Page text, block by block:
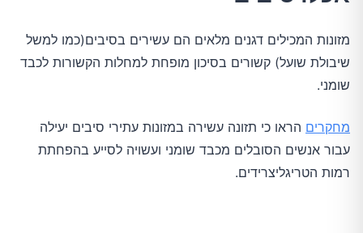
מזונות המכילים דגנים מלאים הם עשירים בסיבים(כמו למשל
שיבולת שועל) קשורים בסיכון מופחת למחלות הקשורות לכבד
שומני.
מחקרים הראו כי תזונה עשירה במזונות עתירי סיבים יעילה
עבור אנשים הסובלים מכבד שומני ועשויה לסייע בהפחתת
רמות הטריגליצרידים.